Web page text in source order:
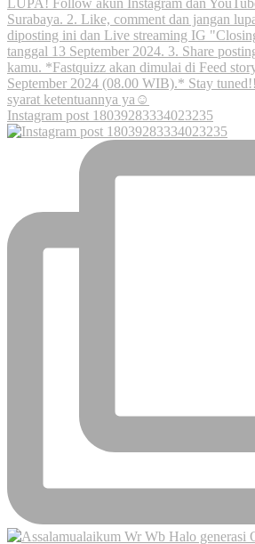
Instagram post 18039283334023235